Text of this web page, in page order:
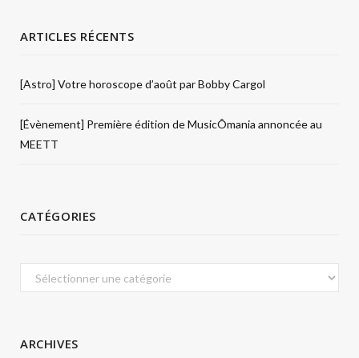
ARTICLES RÉCENTS
[Astro] Votre horoscope d’août par Bobby Cargol
[Évènement] Première édition de MusicÔmania annoncée au
MEETT
CATÉGORIES
Catégories
ARCHIVES